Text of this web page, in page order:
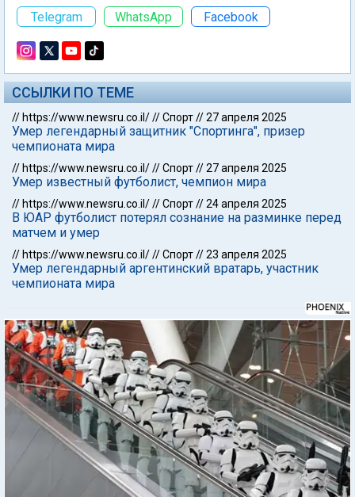
Telegram WhatsApp Facebook
ССЫЛКИ ПО ТЕМЕ
// https://www.newsru.co.il///Спорт//27 апреля 2025
Умер легендарный защитник "Спортинга", призер
чемпионата мира
// https://www.newsru.co.il///Спорт//27 апреля 2025
Умер известный футболист, чемпион мира
// https://www.newsru.co.il///Спорт//24 апреля 2025
В ЮАР футболист потерял сознание на разминке перед
матчем и умер
// https://www.newsru.co.il///Спорт//23 апреля 2025
Умер легендарный аргентинский вратарь, участник
чемпионата мира